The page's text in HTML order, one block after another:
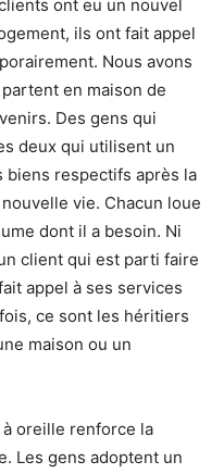
ont eu un nouvel
ils ont fait appel
Nous avons
en maison de
Des gens qui
deux qui utilisent un
respectifs après la
vie. Chacun loue
dont il a besoin. Ni
client qui est parti faire
appel à ses services
ce sont les héritiers
maison ou un
oreille renforce la
Les gens adoptent un